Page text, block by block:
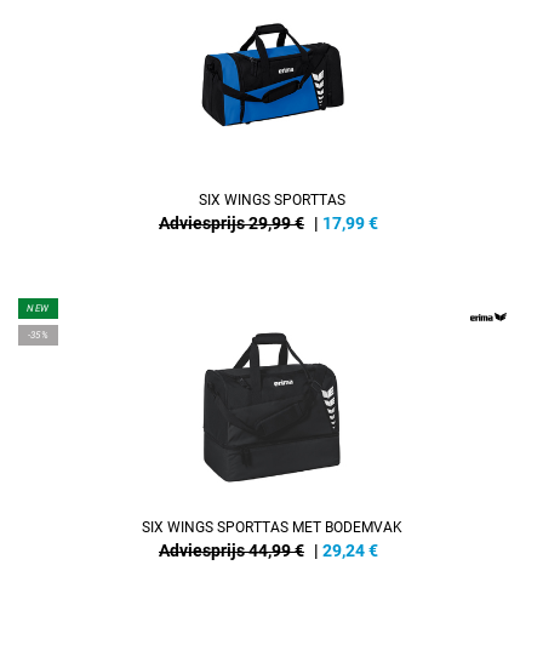
SIX WINGS SPORTTAS
Adviesprijs 29,99 € | 17,99€
NEW
-35%
SIX WINGS SPORTTAS MET BODEMVAK
Adviesprijs 44,99 € | 29,24€